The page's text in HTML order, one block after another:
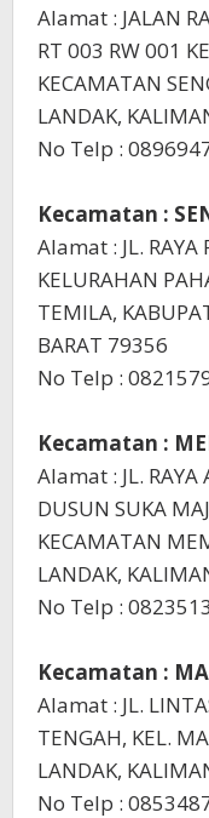
Alamat : JALAN
RT 003 RW 001
KECAMATAN
LANDAK,
No Telp :
Kecamatan :
Alamat : JL.
KELURAHAN
TEMILA,
BARAT 79356
No Telp :
Kecamatan :
Alamat : JL. RAYA
DUSUN SUKA
KECAMATAN
LANDAK,
No Telp :
Kecamatan :
Alamat : JL.
TENGAH, KEL.
LANDAK,
No Telp :